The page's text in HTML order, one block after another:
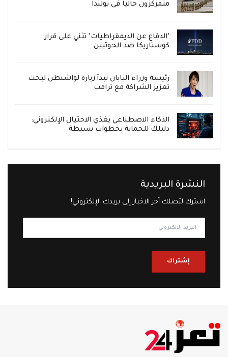
متمركزون حالياً في بولندا
"الدفاع عن الديمقراطيات" تثني على قرار
كوستاريكا ضد الحوثيين
رئيسة وزراء اليابان تبدأ زيارة لواشنطن لبحث
تعزيز الشراكة مع ترامب
الذكاء الاصطناعي يغذي الاحتيال الإلكتروني:
دليلك للحماية بخطوات بسيطة
النشرة البريدية
اشترك لتصلك آخر الاخبار إلى بريدك الإلكتروني!
إشتراك